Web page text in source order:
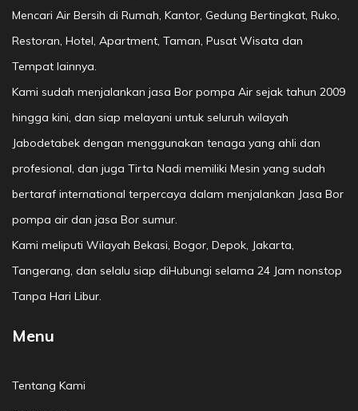
Mencari Air Bersih di Rumah, Kantor, Gedung Bertingkat, Ruko,
Restoran, Hotel, Apartment, Taman, Pusat Wisata dan
Tempat lainnya.
Kami sudah menjalankan jasa Bor pompa Air sejak tahun 2009
hingga kini, dan siap melayani untuk seluruh wilayah
Jabodetabek dengan menggunakan tenaga yang ahli dan
profesional, dan juga Tirta Nadi memiliki Mesin yang sudah
bertaraf international terpercaya dalam menjalankan Jasa Bor
pompa air dan jasa Bor sumur.
Kami meliputi Wilayah Bekasi, Bogor, Depok, Jakarta,
Tangerang, dan selalu siap diHubungi selama 24 Jam nonstop
Tanpa Hari Libur.
Menu
Tentang Kami